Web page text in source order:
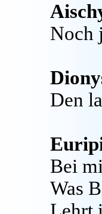
Noch
Den
Bei
Was